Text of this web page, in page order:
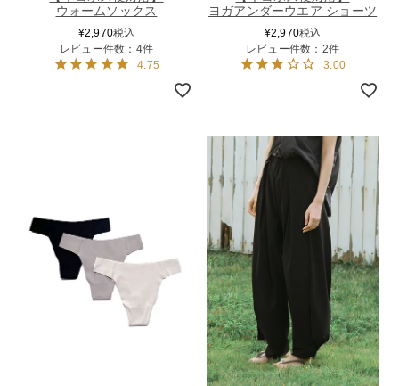
ウォームソックス
¥2,970税込
レビュー件数：4件
4.75
ヨガアンダーウエア ショーツ
¥2,970税込
レビュー件数：2件
3.00